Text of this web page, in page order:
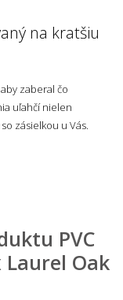
na kratšiu
zaberal čo
uľahčí nielen
zásielkou u Vás.
PVC
Oak